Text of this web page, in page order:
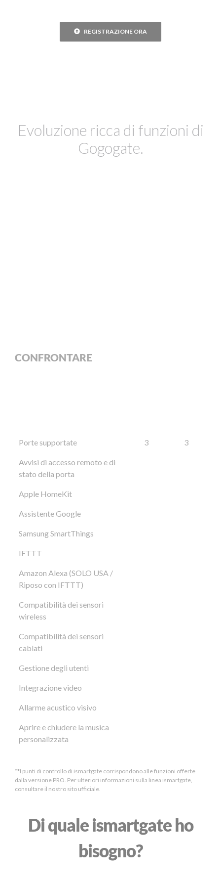
REGISTRAZIONE ORA
Evoluzione ricca di funzioni di
Gogogate.
CONFRONTARE
Porte supportate 3 3
Avvisi di accesso remoto e di
stato della porta
Apple HomeKit
Assistente Google
Samsung SmartThings
IFTTT
Amazon Alexa (SOLO USA /
Riposo con IFTTT)
Compatibilità dei sensori
wireless
Compatibilità dei sensori
cablati
Gestione degli utenti
Integrazione video
Allarme acustico visivo
Aprire e chiudere la musica
personalizzata
**I punti di controllo di ismartgate corrispondono alle funzioni offerte
dalla versione PRO. Per ulteriori informazioni sulla linea ismartgate,
consultare il nostro sito ufficiale.
Di quale ismartgate ho
bisogno?